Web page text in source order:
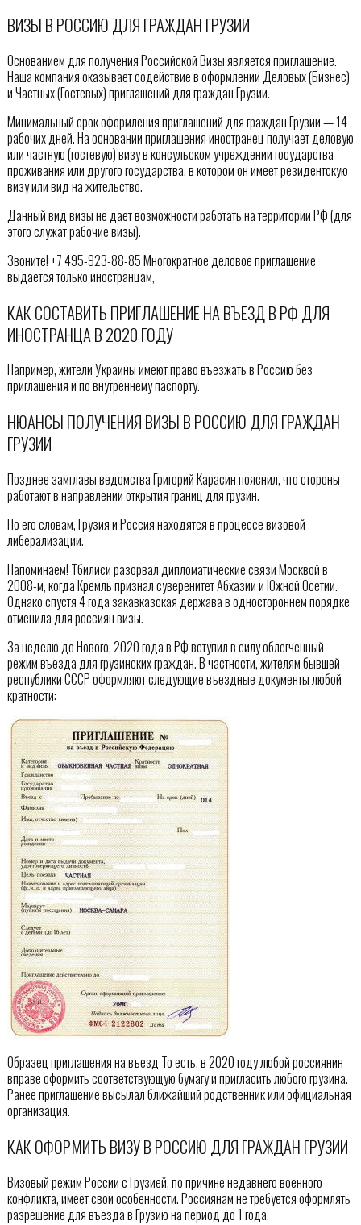
ВИЗЫ В РОССИЮ ДЛЯ ГРАЖДАН ГРУЗИИ
Основанием для получения Российской Визы является приглашение.
Наша компания оказывает содействие в оформлении Деловых (Бизнес)
и Частных (Гостевых) приглашений для граждан Грузии.
Минимальный срок оформления приглашений для граждан Грузии — 14
рабочих дней. На основании приглашения иностранец получает деловую
или частную (гостевую) визу в консульском учреждении государства
проживания или другого государства, в котором он имеет резидентскую
визу или вид на жительство.
Данный вид визы не дает возможности работать на территории РФ (для
этого служат рабочие визы).
Звоните! +7 495-923-88-85 Многократное деловое приглашение
выдается только иностранцам,
КАК СОСТАВИТЬ ПРИГЛАШЕНИЕ НА ВЪЕЗД В РФ ДЛЯ
ИНОСТРАНЦА В 2020 ГОДУ
Например, жители Украины имеют право въезжать в Россию без
приглашения и по внутреннему паспорту.
НЮАНСЫ ПОЛУЧЕНИЯ ВИЗЫ В РОССИЮ ДЛЯ ГРАЖДАН
ГРУЗИИ
Позднее замглавы ведомства Григорий Карасин пояснил, что стороны
работают в направлении открытия границ для грузин.
По его словам, Грузия и Россия находятся в процессе визовой
либерализации.
Напоминаем! Тбилиси разорвал дипломатические связи Москвой в
2008-м, когда Кремль признал суверенитет Абхазии и Южной Осетии.
Однако спустя 4 года закавказская держава в одностороннем порядке
отменила для россиян визы.
За неделю до Нового, 2020 года в РФ вступил в силу облегченный
режим въезда для грузинских граждан. В частности, жителям бывшей
республики СССР оформляют следующие въездные документы любой
кратности:
Образец приглашения на въезд То есть, в 2020 году любой россиянин
вправе оформить соответствующую бумагу и пригласить любого грузина.
Ранее приглашение высылал ближайший родственник или официальная
организация.
КАК ОФОРМИТЬ ВИЗУ В РОССИЮ ДЛЯ ГРАЖДАН ГРУЗИИ
Визовый режим России с Грузией, по причине недавнего военного
конфликта, имеет свои особенности. Россиянам не требуется оформлять
разрешение для въезда в Грузию на период до 1 года.